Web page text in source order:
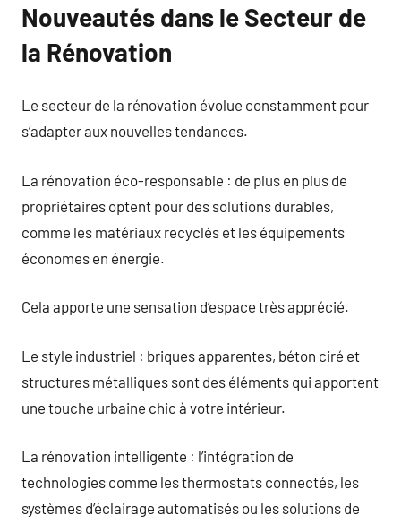
Nouveautés dans le Secteur de
la Rénovation
Le secteur de la rénovation évolue constamment pour
s’adapter aux nouvelles tendances.
La rénovation éco-responsable : de plus en plus de
propriétaires optent pour des solutions durables,
comme les matériaux recyclés et les équipements
économes en énergie.
Cela apporte une sensation d’espace très apprécié.
Le style industriel : briques apparentes, béton ciré et
structures métalliques sont des éléments qui apportent
une touche urbaine chic à votre intérieur.
La rénovation intelligente : l’intégration de
technologies comme les thermostats connectés, les
systèmes d’éclairage automatisés ou les solutions de